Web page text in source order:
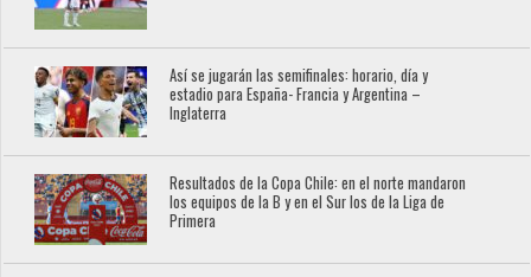
Así se jugarán las semifinales: horario, día y
estadio para España- Francia y Argentina –
Inglaterra
Resultados de la Copa Chile: en el norte mandaron
los equipos de la B y en el Sur los de la Liga de
Primera